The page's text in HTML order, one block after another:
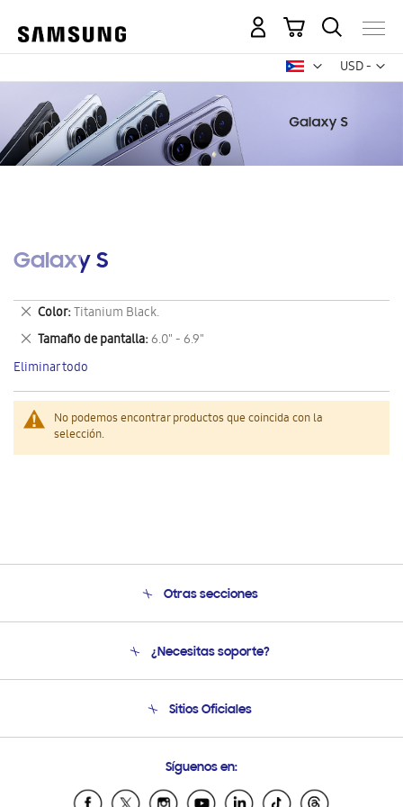
USD -
dólar
Mi carrito
Galaxy S
No podemos encontrar productos que coincida con la
selección.
Color Titanium Black.
Eliminar
este
artículo
Tamaño de pantalla 6.0" - 6.9"
Eliminar
este
artículo
Eliminar todo
Otras secciones
Soporte
Condiciones de Compra
¿Necesitas soporte?
Soporte vía eMail
Sitios Oficiales
Samsung Ecuador
Síguenos en: